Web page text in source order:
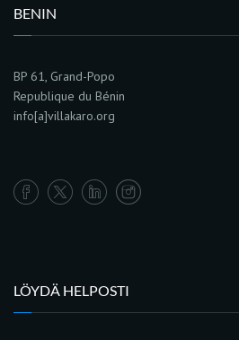
BENIN
BP 61, Grand-Popo
Republique du Bénin
info[a]villakaro.org
LÖYDÄ HELPOSTI